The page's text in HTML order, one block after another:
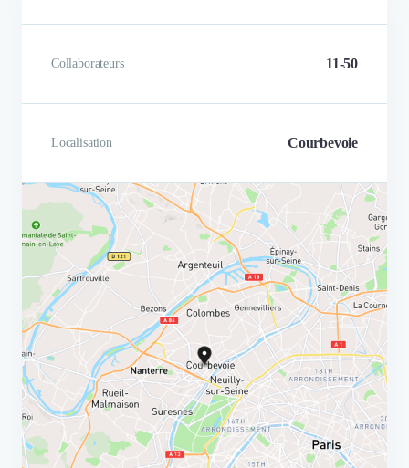
Collaborateurs 11-50
Localisation Courbevoie